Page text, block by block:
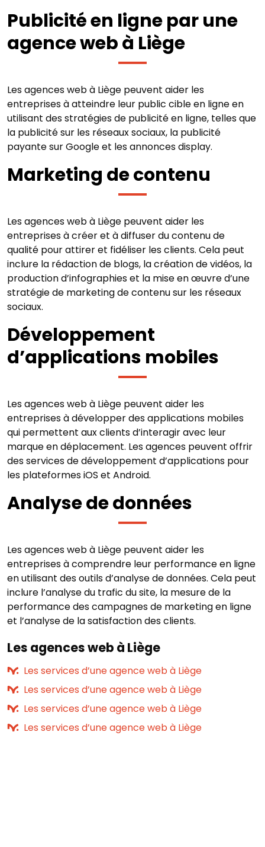
Publicité en ligne par une
agence web à Liège
Les agences web à Liège peuvent aider les
entreprises à atteindre leur public cible en ligne en
utilisant des stratégies de publicité en ligne, telles que
la publicité sur les réseaux sociaux, la publicité
payante sur Google et les annonces display.
Marketing de contenu
Les agences web à Liège peuvent aider les
entreprises à créer et à diffuser du contenu de
qualité pour attirer et fidéliser les clients. Cela peut
inclure la rédaction de blogs, la création de vidéos, la
production d’infographies et la mise en œuvre d’une
stratégie de marketing de contenu sur les réseaux
sociaux.
Développement
d’applications mobiles
Les agences web à Liège peuvent aider les
entreprises à développer des applications mobiles
qui permettent aux clients d’interagir avec leur
marque en déplacement. Les agences peuvent offrir
des services de développement d’applications pour
les plateformes iOS et Android.
Analyse de données
Les agences web à Liège peuvent aider les
entreprises à comprendre leur performance en ligne
en utilisant des outils d’analyse de données. Cela peut
inclure l’analyse du trafic du site, la mesure de la
performance des campagnes de marketing en ligne
et l’analyse de la satisfaction des clients.
Les agences web à Liège
Les services d’une agence web à Liège
Les services d’une agence web à Liège
Les services d’une agence web à Liège
Les services d’une agence web à Liège